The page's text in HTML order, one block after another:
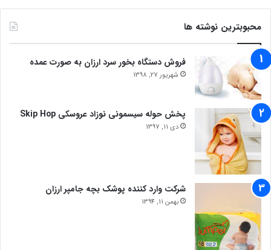
محبوبترین نوشته ها
فروش دستگاه بخور سرد ارزان به صورت عمده
شهریور 27, 1398
پخش حوله سیسمونی نوزاد عروسکی Skip Hop
دی 11, 1397
شرکت وارد کننده پوشک بچه جامپر ارزان
بهمن 11, 1394